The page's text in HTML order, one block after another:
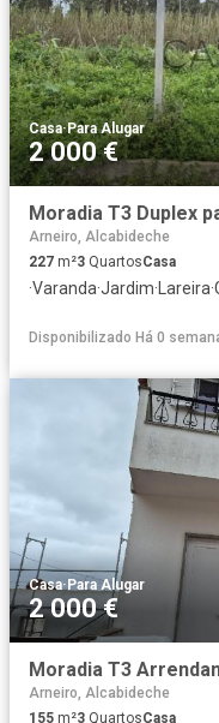
Casa·Para Alugar
2 000 €
Moradia T3 Duplex
Arneiro, Alcabideche
227 m²3 QuartosCasa
·Varanda·Jardim·Lareira·
Disponibilizado Há 0
Casa· Para Alugar
2 000 €
Moradia T3
Arneiro, Alcabideche
155 m²3 QuartosCasa